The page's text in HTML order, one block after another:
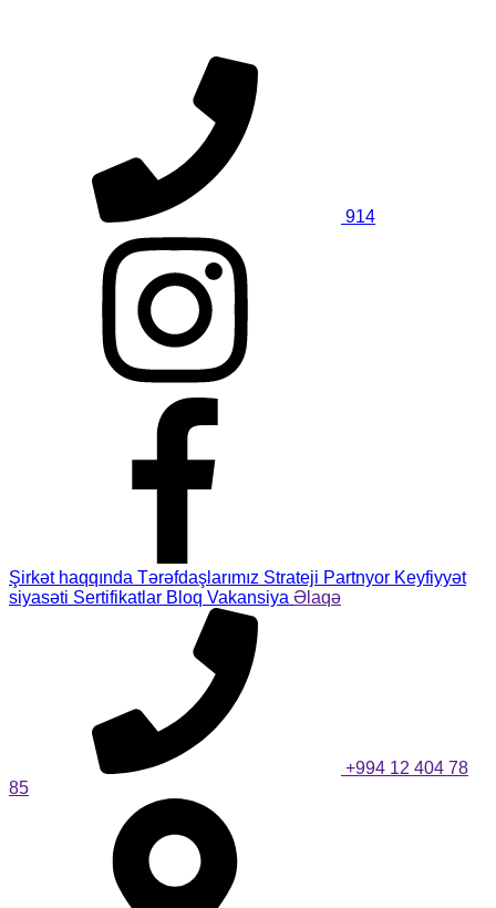
914
Şirkət haqqında Tərəfdaşlarımız Strateji Partnyor Keyfiyyət
siyasəti Sertifikatlar Bloq Vakansiya Əlaqə
+994 12 404 78
85